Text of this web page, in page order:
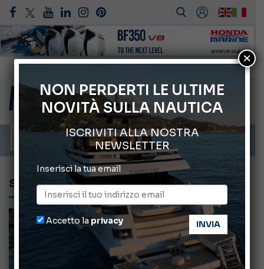
Gommoni Callegari acquisisce Geniuss
66° Salone Nautico Internazionale di Genova
Svelati i Mondiali di Wakeboard 2026
Cannes Yachting Festival 2026: tutte le novità attese a settembre
Montecristo Yachting, l’orologio per il diportista
STERK YACHTS
NON PERDERTI LE ULTIME
NOVITÀ SULLA NAUTICA
ISCRIVITI ALLA NOSTRA
NEWSLETTER
Inserisci la tua email
Accetto la privacy
×